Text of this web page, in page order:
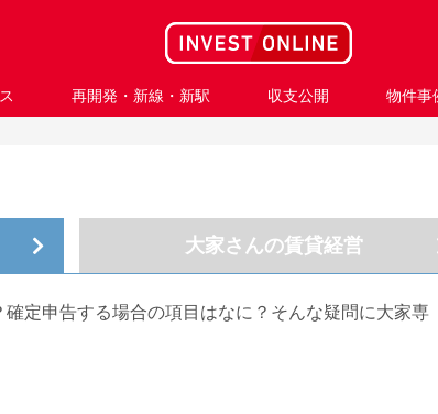
再開発・新線・新駅 収支公開 物件事
大家さんの賃貸経営
定申告する場合の項目はなに？そんな疑問に大家専